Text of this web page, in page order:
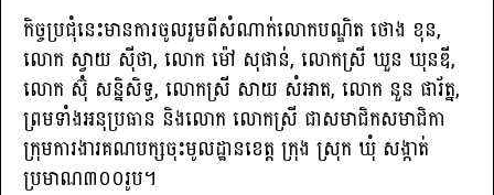
កិច្ចប្រជុំនេះមានការចូលរួមពីសំណាក់លោកបណ្ឌិត ថោង ខុន,
លោក ស្វាយ ស៊ីថា, លោក ម៉ៅ សុផាន់, លោកស្រី ឃួន ឃុនឌី,
លោក ស៊ុំ សន្និសិទ្ធ, លោកស្រី សាយ សំអាត, លោក នួន ផារ័ត្ន,
ព្រមទាំងអនុប្រធាន និងលោក លោកស្រី ជាសមាជិកសមាជិកា
ក្រុមការងារគណបក្សចុះមូលដ្ឋានខេត្ត ក្រុង ស្រុក ឃុំ សង្កាត់
ប្រមាណ៣០០រូប។